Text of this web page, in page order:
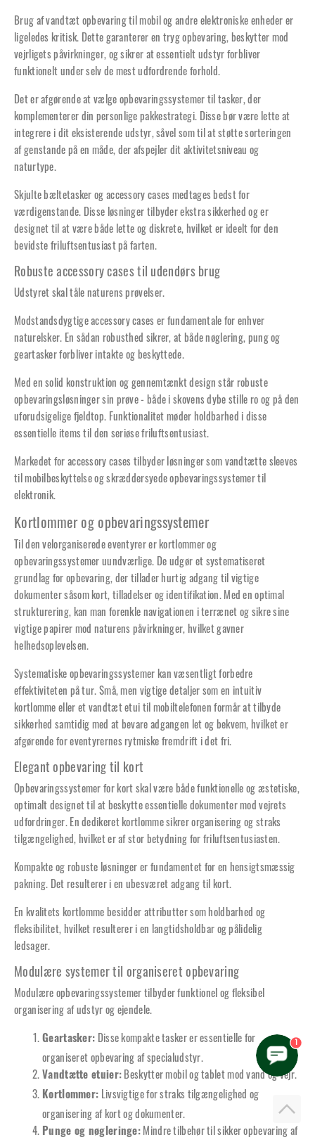
Brug af vandtæt opbevaring til mobil og andre elektroniske enheder er
ligeledes kritisk. Dette garanterer en tryg opbevaring, beskytter mod
vejrligets påvirkninger, og sikrer at essentielt udstyr forbliver
funktionelt under selv de mest udfordrende forhold.
Det er afgørende at vælge opbevaringssystemer til tasker, der
komplementerer din personlige pakkestrategi. Disse bør være lette at
integrere i dit eksisterende udstyr, såvel som til at støtte sorteringen
af genstande på en måde, der afspejler dit aktivitetsniveau og
naturtype.
Skjulte bæltetasker og accessory cases medtages bedst for
værdigenstande. Disse løsninger tilbyder ekstra sikkerhed og er
designet til at være både lette og diskrete, hvilket er ideelt for den
bevidste friluftsentusiast på farten.
Robuste accessory cases til udendørs brug
Udstyret skal tåle naturens prøvelser.
Modstandsdygtige accessory cases er fundamentale for enhver
naturelsker. En sådan robusthed sikrer, at både nøglering, pung og
geartasker forbliver intakte og beskyttede.
Med en solid konstruktion og gennemtænkt design står robuste
opbevaringsløsninger sin prøve - både i skovens dybe stille ro og på den
uforudsigelige fjeldtop. Funktionalitet møder holdbarhed i disse
essentielle items til den seriøse friluftsentusiast.
Markedet for accessory cases tilbyder løsninger som vandtætte sleeves
til mobilbeskyttelse og skræddersyede opbevaringssystemer til
elektronik.
Kortlommer og opbevaringssystemer
Til den velorganiserede eventyrer er kortlommer og
opbevaringssystemer uundværlige. De udgør et systematiseret
grundlag for opbevaring, der tillader hurtig adgang til vigtige
dokumenter såsom kort, tilladelser og identifikation. Med en optimal
strukturering, kan man forenkle navigationen i terrænet og sikre sine
vigtige papirer mod naturens påvirkninger, hvilket gavner
helhedsoplevelsen.
Systematiske opbevaringssystemer kan væsentligt forbedre
effektiviteten på tur. Små, men vigtige detaljer som en intuitiv
kortlomme eller et vandtæt etui til mobiltelefonen formår at tilbyde
sikkerhed samtidig med at bevare adgangen let og bekvem, hvilket er
afgørende for eventyrernes rytmiske fremdrift i det fri.
Elegant opbevaring til kort
Opbevaringssystemer for kort skal være både funktionelle og æstetiske,
optimalt designet til at beskytte essentielle dokumenter mod vejrets
udfordringer. En dedikeret kortlomme sikrer organisering og straks
tilgængelighed, hvilket er af stor betydning for friluftsentusiasten.
Kompakte og robuste løsninger er fundamentet for en hensigtsmæssig
pakning. Det resulterer i en ubesværet adgang til kort.
En kvalitets kortlomme besidder attributter som holdbarhed og
fleksibilitet, hvilket resulterer i en langtidsholdbar og pålidelig
ledsager.
Modulære systemer til organiseret opbevaring
Modulære opbevaringssystemer tilbyder funktionel og fleksibel
organisering af udstyr og ejendele.
Geartasker: Disse kompakte tasker er essentielle for
organiseret opbevaring af specialudstyr.
Vandtætte etuier: Beskytter mobil og tablet mod vand og vejr.
Kortlommer: Livsvigtige for straks tilgængelighed og
organisering af kort og dokumenter.
Punge og nøgleringe: Mindre tilbehør til sikker opbevaring af
1